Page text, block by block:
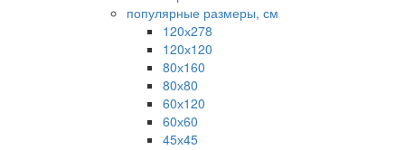
популярные размеры, см
120х278
120х120
80х160
80х80
60х120
60х60
45х45